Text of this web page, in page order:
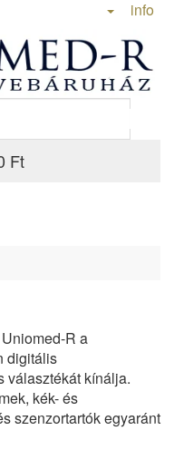
info
Ft
R a
digitális
választékát kínálja.
kék- és
szenzortartók egyaránt